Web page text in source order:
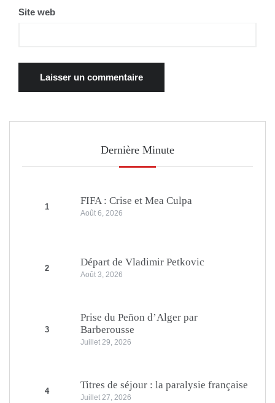
Site web
Dernière Minute
1
FIFA : Crise et Mea Culpa
Août 6, 2026
2
Départ de Vladimir Petkovic
Août 3, 2026
3
Prise du Peñon d’Alger par
Barberousse
Juillet 29, 2026
4
Titres de séjour : la paralysie française
Juillet 27, 2026